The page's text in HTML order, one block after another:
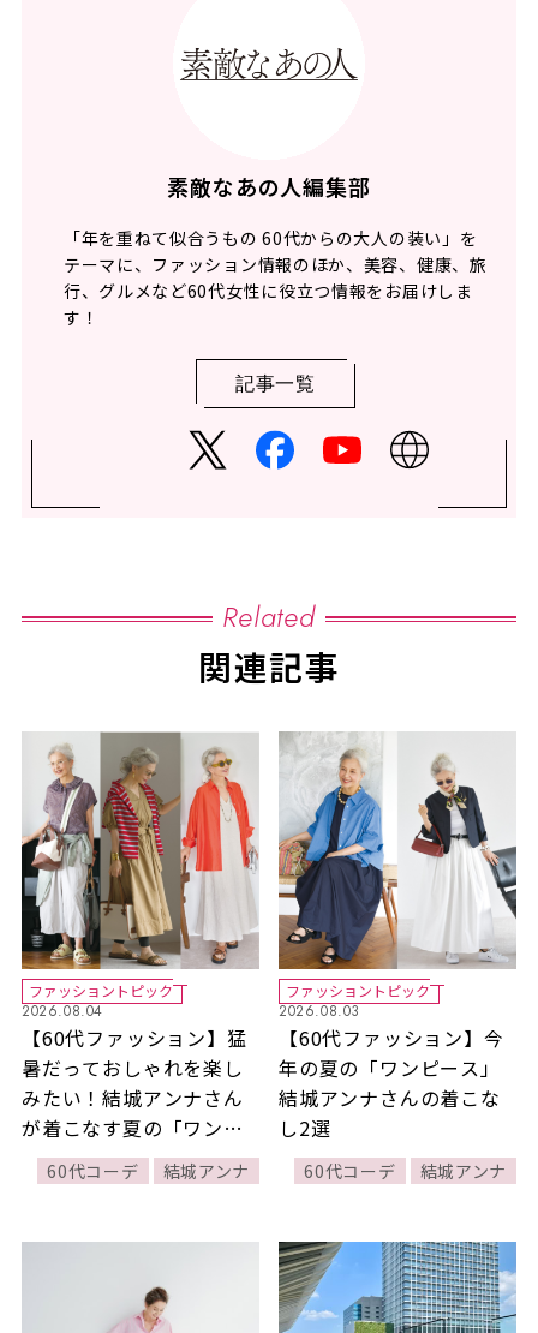
素敵なあの人編集部
「年を重ねて似合うもの 60代からの大人の装い」を
テーマに、ファッション情報のほか、美容、健康、旅
行、グルメなど60代女性に役立つ情報をお届けしま
す！
記事一覧
Related
関連記事
ファッショントピック
2026.08.04
【60代ファッション】猛
暑だっておしゃれを楽し
みたい！結城アンナさん
が着こなす夏の「ワンピ
ース」 3選
60代コーデ 結城アンナ
ファッショントピック
2026.08.03
【60代ファッション】今
年の夏の「ワンピース」
結城アンナさんの着こな
し2選
60代コーデ 結城アンナ